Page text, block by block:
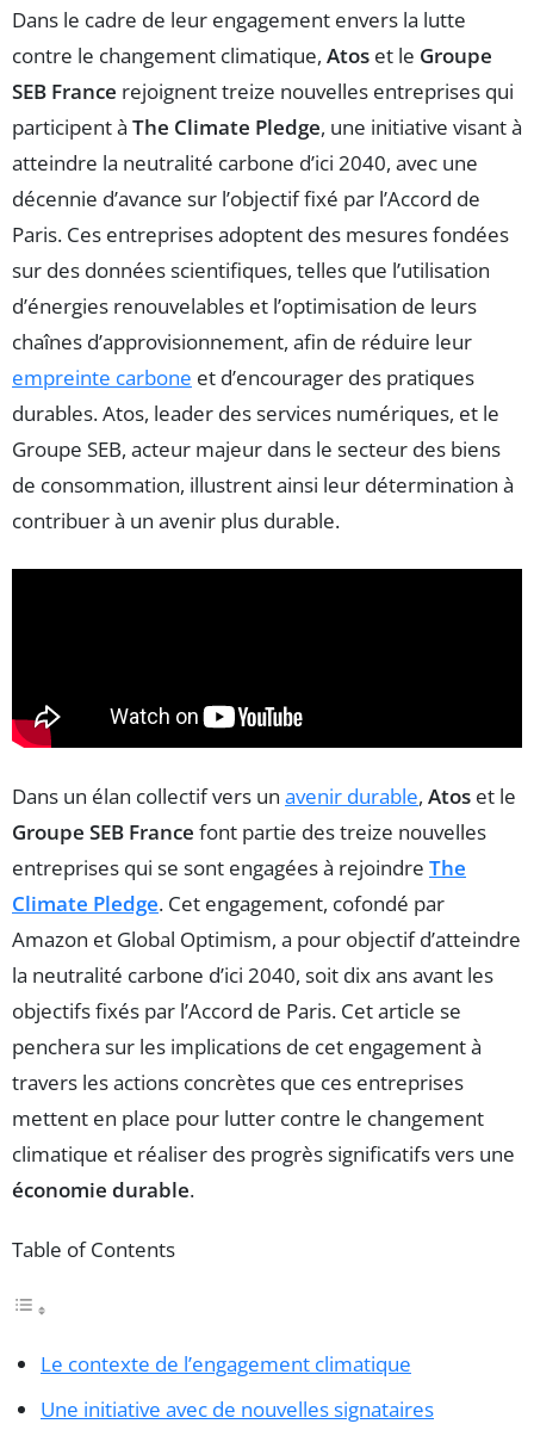
Dans le cadre de leur engagement envers la lutte
contre le changement climatique, Atos et le Groupe
SEB France rejoignent treize nouvelles entreprises qui
participent à The Climate Pledge, une initiative visant à
atteindre la neutralité carbone d’ici 2040, avec une
décennie d’avance sur l’objectif fixé par l’Accord de
Paris. Ces entreprises adoptent des mesures fondées
sur des données scientifiques, telles que l’utilisation
d’énergies renouvelables et l’optimisation de leurs
chaînes d’approvisionnement, afin de réduire leur
empreinte carbone et d’encourager des pratiques
durables. Atos, leader des services numériques, et le
Groupe SEB, acteur majeur dans le secteur des biens
de consommation, illustrent ainsi leur détermination à
contribuer à un avenir plus durable.
Dans un élan collectif vers un avenir durable, Atos et le
Groupe SEB France font partie des treize nouvelles
entreprises qui se sont engagées à rejoindre The
Climate Pledge. Cet engagement, cofondé par
Amazon et Global Optimism, a pour objectif d’atteindre
la neutralité carbone d’ici 2040, soit dix ans avant les
objectifs fixés par l’Accord de Paris. Cet article se
penchera sur les implications de cet engagement à
travers les actions concrètes que ces entreprises
mettent en place pour lutter contre le changement
climatique et réaliser des progrès significatifs vers une
économie durable.
Table of Contents
Le contexte de l’engagement climatique
Une initiative avec de nouvelles signataires